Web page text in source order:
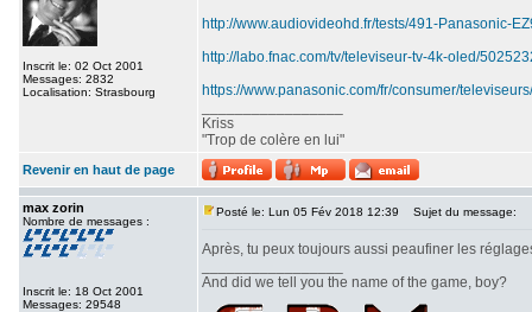
Inscrit le: 02 Oct 2001
Messages: 2832
Localisation: Strasbourg
http://www.audiovideohd.fr/tests/491-Panasonic-
http://labo.fnac.com/tv/televiseur-tv-4k-oled/
https://www.panasonic.com/fr/consumer/
Kriss
"Trop de colère en lui"
Revenir en haut de page
max zorin
Nombre de messages :
Inscrit le: 18 Oct 2001
Messages: 29548
Posté le: Lun 05 Fév 2018 12:39 Sujet du message:
Après, tu peux toujours aussi peaufiner les
And did we tell you the name of the game, boy?